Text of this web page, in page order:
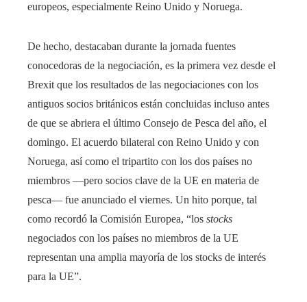
europeos, especialmente Reino Unido y Noruega.
De hecho, destacaban durante la jornada fuentes
conocedoras de la negociación, es la primera vez desde el
Brexit que los resultados de las negociaciones con los
antiguos socios británicos están concluidas incluso antes
de que se abriera el último Consejo de Pesca del año, el
domingo. El acuerdo bilateral con Reino Unido y con
Noruega, así como el tripartito con los dos países no
miembros —pero socios clave de la UE en materia de
pesca— fue anunciado el viernes. Un hito porque, tal
como recordó la Comisión Europea, “los stocks
negociados con los países no miembros de la UE
representan una amplia mayoría de los stocks de interés
para la UE”.